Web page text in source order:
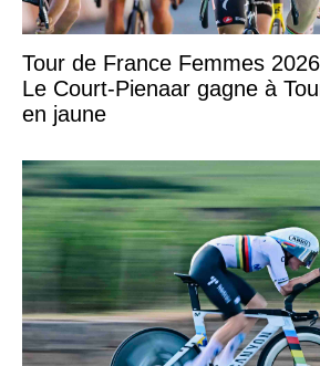
Tour de France Femmes
Le Court-Pienaar gagne à
en jaune